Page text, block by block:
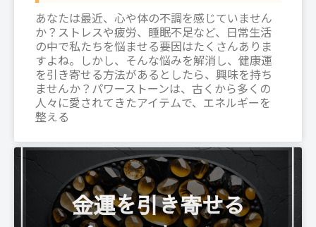
あなたは最近、心や体の不調を感じていません
か？ストレスや疲労、睡眠不足など、日常生活
の中で私たちを悩ませる要因はたくさんありま
すよね。しかし、そんな悩みを解消し、健康運
を引き寄せる方法があるとしたら、興味を持ち
ませんか？パワーストーンは、古くから多くの
人々に愛されてきたアイテムで、エネルギーを
整える